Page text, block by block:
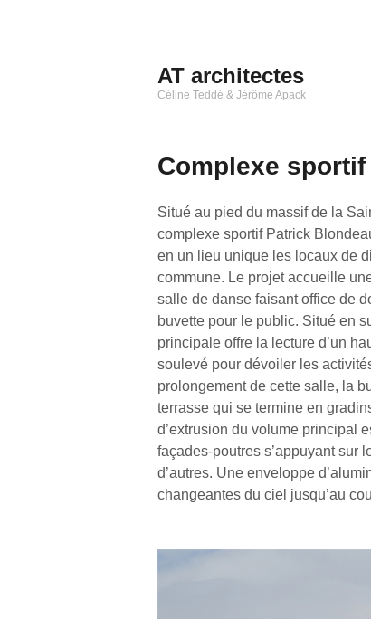
principal
AT architectes
Céline Teddé & Jérôme Apack
Complexe
Situé au pied du massif de la
complexe sportif Patrick
en un lieu unique les locaux de
commune. Le projet accueille
salle de danse faisant office de
buvette pour le public. Situé en
principale offre la lecture d’un
soulevé pour dévoiler les
prolongement de cette salle, la
terrasse qui se termine en
d’extrusion du volume principal
façades-poutres s’appuyant sur
d’autres. Une enveloppe
changeantes du ciel jusqu’au